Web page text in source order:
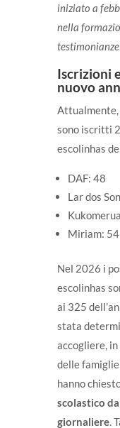
iniziato a
nella
Iscrizioni
nuovo
Attualmente,
sono iscritti
escolinhas
DAF: 48
Lar dos
Miriam: 54
Nel 2026 i
escolinhas
ai 325
stata
accogliere,
delle
hanno
scolastico
giornaliere.